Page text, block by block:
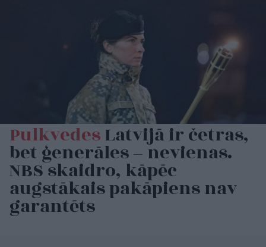
PulkvedesLatvijā ir četras,
bet ģenerāles – nevienas.
NBS skaidro, kāpēc
augstākais pakāpiens nav
garantēts